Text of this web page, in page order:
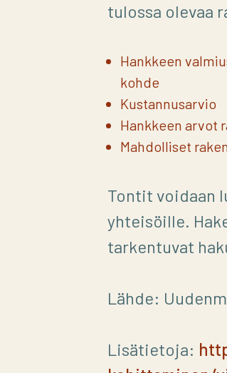
tulossa olevaa
Hankkeen
kohde
Kustannusarvio
Hankkeen arvot
Mahdolliset
Tontit voidaan
yhteisöille.
tarkentuvat
Lähde:
Lisätietoja: